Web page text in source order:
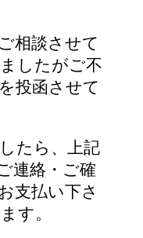
相談させて
したがご不
投函させて
たら、上記
連絡・ご確
支払い下さ
す。